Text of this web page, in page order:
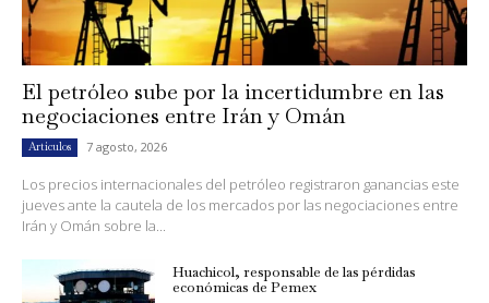
El petróleo sube por la incertidumbre en las
negociaciones entre Irán y Omán
Artículos 7 agosto, 2026
Los precios internacionales del petróleo registraron ganancias este
jueves ante la cautela de los mercados por las negociaciones entre
Irán y Omán sobre la...
Huachicol, responsable de las pérdidas
económicas de Pemex